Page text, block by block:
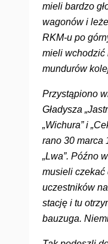
mieli bardzo
wagonów i
RKM-u po
mieli wchodzić
mundurów
Przystąpiono
Gładysza
„Wichura” i
rano 30 marca
„Lwa”. Późno
musieli czekać
uczestników
stację i tu
bauzuga.